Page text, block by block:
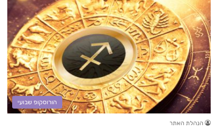
הורוסקופ שבועי
הנהלת האתר